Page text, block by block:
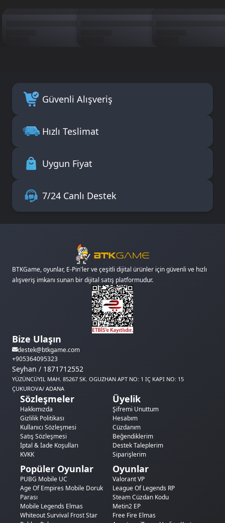
Güvenli Alışveriş
Hızlı Teslimat
Uygun Fiyat
7/24 Canlı Destek
BTKGame, oyunlar, E-Pin'ler ve çeşitli dijital ürünler için güvenli ve hızlı
alışveriş imkanı sunan bir dijital satış platformudur.
Bize Ulaşın
destek@btkgame.com
+905364095323
Seyhan / 1871712552
YÜZÜNCÜYIL MAH. 85267 SK. OGUZHAN APT NO: 1 IÇ KAPI NO: 15
ÇUKUROVA/ ADANA
Sözleşmeler
Hakkımızda
Gizlilik Politikası
Kullanıcı Sözleşmesi
Satış Sözleşmesi
İptal & İade Koşulları
KVKK
Üyelik
Şifremi Unuttum
Hesabım
Cüzdanım
Beğendiklerim
Destek Taleplerim
Siparişlerim
Popüler Oyunlar
PUBG Mobile UC
Age Of Empires Mobile Doruk
Parası
Mobile Legends Elmas
Whiteout Survival Frost Star
Oyunlar
Valorant VP
League Of Legends RP
Steam Cüzdan Kodu
Metin2 EP
Free Fire Elmas